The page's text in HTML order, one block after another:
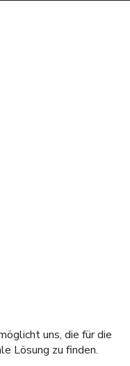
uns, die für die
Lösung zu finden.